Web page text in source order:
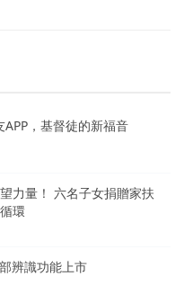
APP，基督徒的新福音
力量！ 六名子女捐贈家扶
環
辨識功能上市